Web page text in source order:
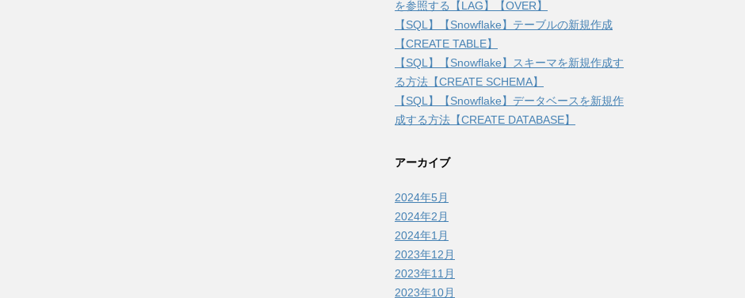
を参照する【LAG】【OVER】
【SQL】【Snowflake】テーブルの新規作成
【CREATE TABLE】
【SQL】【Snowflake】スキーマを新規作成す
る方法【CREATE SCHEMA】
【SQL】【Snowflake】データベースを新規作
成する方法【CREATE DATABASE】
アーカイブ
2024年5月
2024年2月
2024年1月
2023年12月
2023年11月
2023年10月